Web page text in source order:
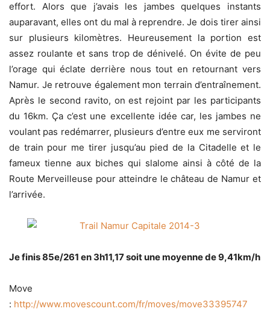
effort. Alors que j’avais les jambes quelques instants
auparavant, elles ont du mal à reprendre. Je dois tirer ainsi
sur plusieurs kilomètres. Heureusement la portion est
assez roulante et sans trop de dénivelé. On évite de peu
l’orage qui éclate derrière nous tout en retournant vers
Namur. Je retrouve également mon terrain d’entraînement.
Après le second ravito, on est rejoint par les participants
du 16km. Ça c’est une excellente idée car, les jambes ne
voulant pas redémarrer, plusieurs d’entre eux me serviront
de train pour me tirer jusqu’au pied de la Citadelle et le
fameux tienne aux biches qui slalome ainsi à côté de la
Route Merveilleuse pour atteindre le château de Namur et
l’arrivée.
Je finis 85e/261 en 3h11,17 soit une moyenne de 9,41km/h
Move
: http://www.movescount.com/fr/moves/move33395747